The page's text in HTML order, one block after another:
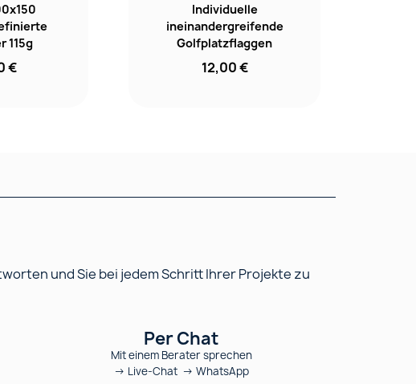
115g
€
Individuelle
ineinandergreifende
Golfplatzflaggen
12,00 €
und Sie bei jedem Schritt Ihrer Projekte zu
Per Chat
Mit einem Berater sprechen
→ Live-Chat → WhatsApp